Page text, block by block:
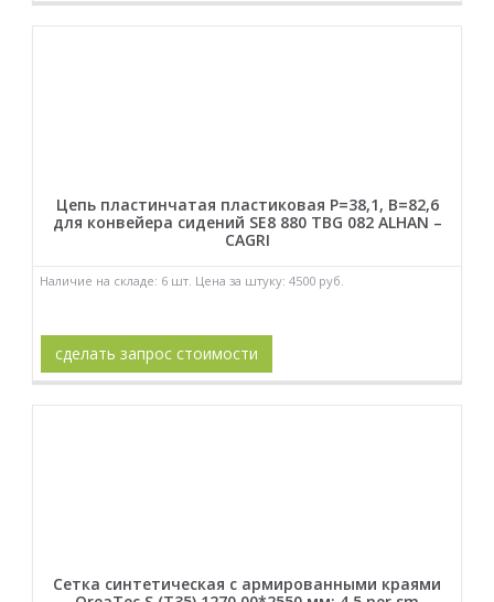
Цепь пластинчатая пластиковая P=38,1, B=82,6
для конвейера сидений SE8 880 TBG 082 ALHAN –
CAGRI
Наличие на складе: 6 шт. Цена за штуку: 4500 руб.
сделать запрос стоимости
Сетка синтетическая с армированными краями